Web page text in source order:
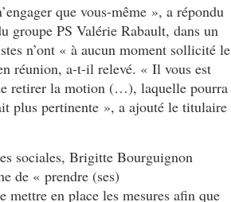
que vous-même », a répondu
groupe PS Valérie Rabault, dans un
n’ont « à aucun moment sollicité le
réunion, a-t-il relevé. « Il vous est
retirer la motion (…), laquelle pourra
plus pertinente », a ajouté le titulaire
sociales, Brigitte Bourguignon
de « prendre (ses)
en place les mesures afin que